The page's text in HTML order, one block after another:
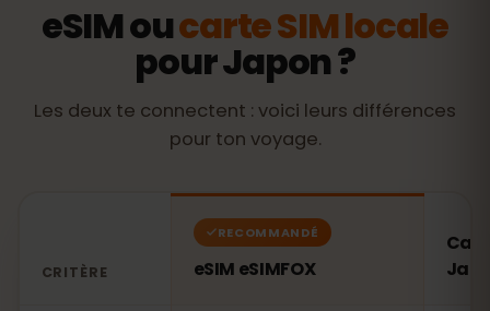
eSIM oucarte SIM locale
pour Japon ?
Les deux te connectent : voici leurs différences
pour ton voyage.
CRITÈRE
RECOMMANDÉ
eSIM eSIMFOX